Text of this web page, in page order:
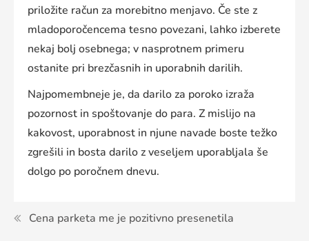
priložite račun za morebitno menjavo. Če ste z
mladoporočencema tesno povezani, lahko izberete
nekaj bolj osebnega; v nasprotnem primeru
ostanite pri brezčasnih in uporabnih darilih.
Najpomembneje je, da darilo za poroko izraža
pozornost in spoštovanje do para. Z mislijo na
kakovost, uporabnost in njune navade boste težko
zgrešili in bosta darilo z veseljem uporabljala še
dolgo po poročnem dnevu.
Navigacija
Cena parketa me je pozitivno presenetila